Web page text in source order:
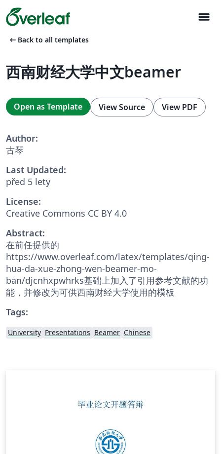
menu
arrow_left_alt Back to all templates
西南财经大学中文beamer
Open as Template View Source View PDF
Author:
古琴
Last Updated:
před 5 lety
License:
Creative Commons CC BY 4.0
Abstract:
在前任提供的
https://www.overleaf.com/latex/templates/qing-
hua-da-xue-zhong-wen-beamer-mo-
ban/djcnhxpwhrks基础上加入了引用参考文献的功
能，并修改为可供西南财经大学使用的模板
Tags:
University Presentations Beamer Chinese